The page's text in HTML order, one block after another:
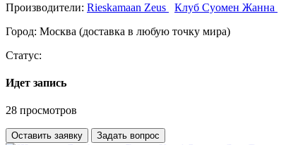
Производители: Rieskamaan Zeus
Клуб Суомен Жанна
Город: Москва (доставка в любую точку мира)
Статус:
Идет запись
28 просмотров
Оставить заявку Задать вопрос